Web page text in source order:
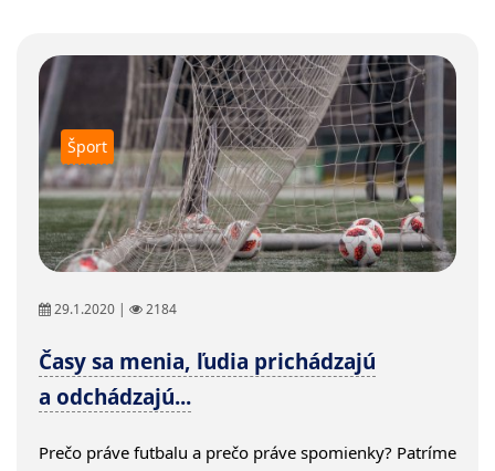
Šport
29.1.2020 | 2184
Časy sa menia, ľudia prichádzajú
a odchádzajú...
Prečo práve futbalu a prečo práve spomienky? Patríme